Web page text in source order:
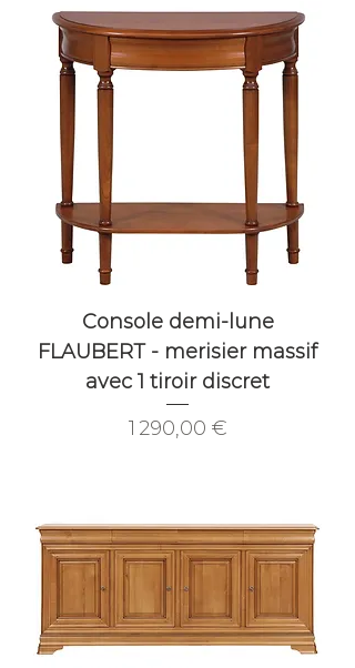
Console demi-lune
FLAUBERT - merisier massif
avec 1 tiroir discret
Prix
1 290,00 €